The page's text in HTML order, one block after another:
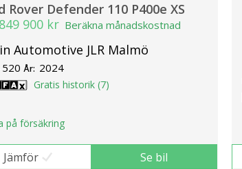
Rover Defender 110 P400e XS
849 900 kr Beräkna månadskostnad
Automotive JLR Malmö
520 År: 2024
Gratis historik (7)
på försäkring
Jämför Se bil